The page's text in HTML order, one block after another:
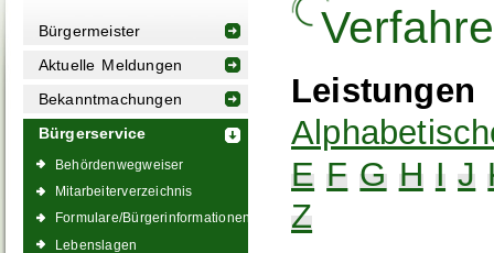
Bürgermeister
Aktuelle Meldungen
Bekanntmachungen
Bürgerservice
Behördenwegweiser
Mitarbeiterverzeichnis
Formulare/Bürgerinformationen
Lebenslagen
Leistungen
E F G H I J
Z